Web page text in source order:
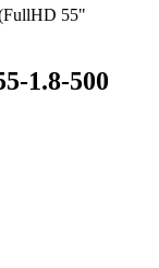
55"
1.8-500